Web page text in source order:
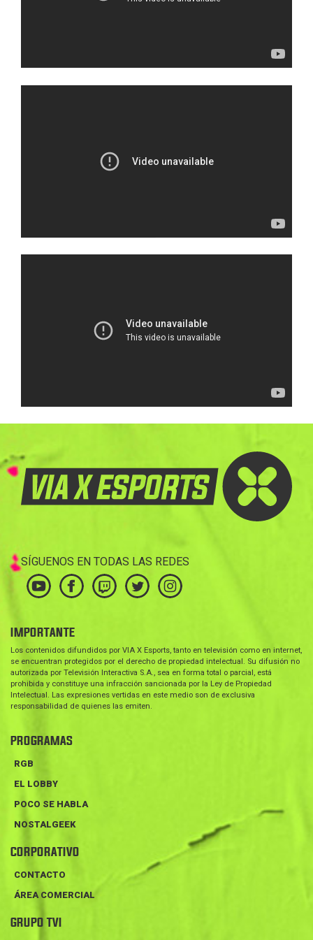
SÍGUENOS EN TODAS LAS REDES
IMPORTANTE
Los contenidos difundidos por VIA X Esports, tanto en televisión como en internet,
se encuentran protegidos por el derecho de propiedad intelectual. Su difusión no
autorizada por Televisión Interactiva S.A., sea en forma total o parcial, está
prohibida y constituye una infracción sancionada por la Ley de Propiedad
Intelectual. Las expresiones vertidas en este medio son de exclusiva
responsabilidad de quienes las emiten.
PROGRAMAS
RGB
EL LOBBY
POCO SE HABLA
NOSTALGEEK
CORPORATIVO
CONTACTO
ÁREA COMERCIAL
GRUPO TVI